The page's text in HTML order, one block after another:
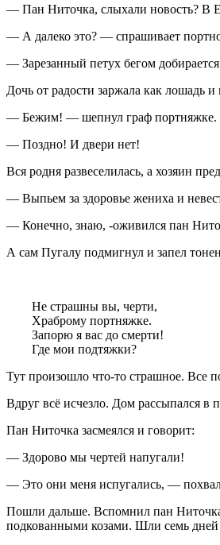
— Пан Ниточка, слыхали новость? В
— А далеко это? — спрашивает
— Зарезанный петух бегом
Дочь от радости заржала как лошадь
— Бежим! — шепнул граф портняжке.
— Поздно! И двери нет!
Вся родня развеселилась, а хозяин
— Выпьем за здоровье жениха и
— Конечно, знаю, -оживился пан
А сам Пугалу подмигнул и запел
Не страшны вы, черти,
Храброму портняжке.
Запорю я вас до смерти!
Где мои подтяжки?
Тут произошло что-то страшное. Все
Вдруг всё исчезло. Дом рассыпался в
Пан Ниточка засмеялся и говорит:
— Здорово мы чертей напугали!
— Это они меня испугались, —
Пошли дальше. Вспомнил пан Ниточка,
подкованными козами. Шли семь дней